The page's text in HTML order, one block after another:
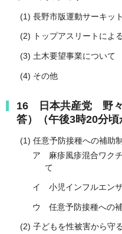
(1) 長野市版運動サーキッ
(2) トップアスリートによ
(3) 土木要望事業について
(4) その他
16 日本共産党 野
答）（午後3時20分頃
(1) 任意予防接種への補助
ア 麻疹風疹混合ワク
て
イ 小児インフルエン
ウ 任意予防接種への
(2) 子どもを性被害から守